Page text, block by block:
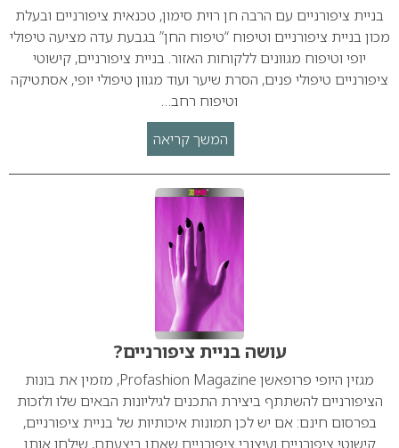
בניית ציפורניים עם הרבה חן רוית סימון, טכנאית ציפורניים ובעלת
מכון בניית ציפורניים וטיפוח “טיפוח החן” בגבעת עדה מציעה טיפולי
יופי וטיפוח מגוונים ללקוחות האזור. בניית ציפורניים, קישוטי
ציפורניים טיפולי פנים, הסרת שיער ועוד מגוון טיפולי יופי, אסתטיקה
וטיפוח רחב…
המשך קריאה
עושה בניית ציפורניים?
מגזין היופי פרופאשן Profashion Magazine, מזמין את בונות
הציפורניים להשתתף ביצירת התכנים לגיליונות הבאים שלו ולזכות
בפרסום חינם: אם יש לכן תמונות איכותיות של בניית ציפורניים,
קישוטי ציפורניים ועיצובי ציפורניים שאתן ביצעתם, שילחו אותן